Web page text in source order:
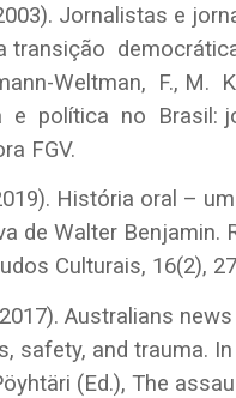
Jornalistas e
transição
Weltman, F., M.
e política no Brasil:
FGV.
História oral –
de Walter Benjamin.
Culturais, 16(2),
Australians news
safety, and trauma. In
(Ed.), The